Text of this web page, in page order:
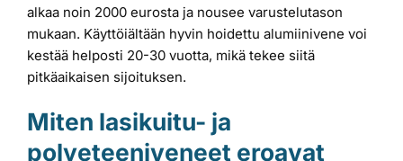
alkaa noin 2000 eurosta ja nousee varustelutason
mukaan. Käyttöiältään hyvin hoidettu alumiinivene voi
kestää helposti 20-30 vuotta, mikä tekee siitä
pitkäaikaisen sijoituksen.
Miten lasikuitu- ja
polyeteeniveneet eroavat